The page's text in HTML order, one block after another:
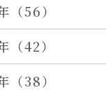
（56）
（42）
（38）